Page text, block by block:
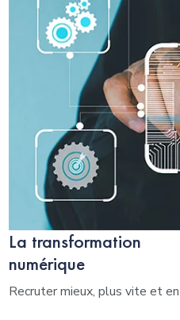
La transformation
numérique
Recruter mieux, plus vite et